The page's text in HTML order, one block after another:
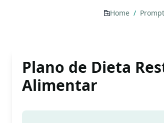
Home /
Plano de Dieta
Alimentar